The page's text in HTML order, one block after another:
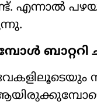
എന്നാല്‍